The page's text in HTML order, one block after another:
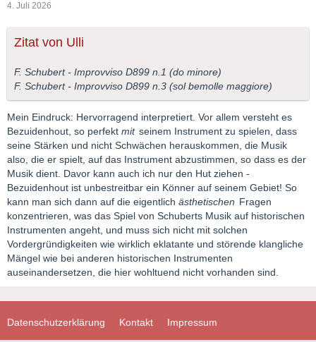
4. Juli 2026
Zitat von Ulli
F. Schubert - Improvviso D899 n.1 (do minore)
F. Schubert - Improvviso D899 n.3 (sol bemolle maggiore)
Mein Eindruck: Hervorragend interpretiert. Vor allem versteht es
Bezuidenhout, so perfekt mit seinem Instrument zu spielen, dass
seine Stärken und nicht Schwächen herauskommen, die Musik
also, die er spielt, auf das Instrument abzustimmen, so dass es der
Musik dient. Davor kann auch ich nur den Hut ziehen -
Bezuidenhout ist unbestreitbar ein Könner auf seinem Gebiet! So
kann man sich dann auf die eigentlich ästhetischen Fragen
konzentrieren, was das Spiel von Schuberts Musik auf historischen
Instrumenten angeht, und muss sich nicht mit solchen
Vordergründigkeiten wie wirklich eklatante und störende klangliche
Mängel wie bei anderen historischen Instrumenten
auseinandersetzen, die hier wohltuend nicht vorhanden sind.
Datenschutzerklärung Kontakt Impressum